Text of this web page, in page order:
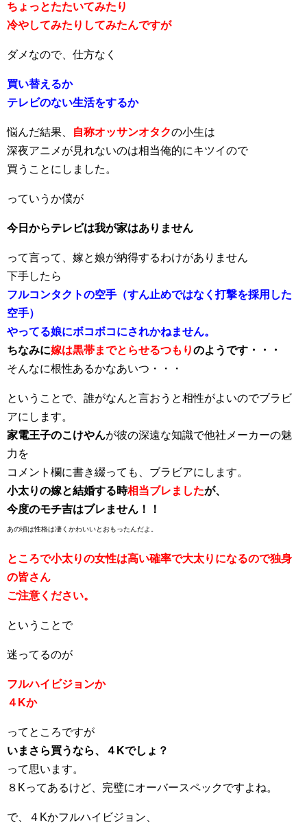
ちょっとたたいてみたり
冷やしてみたりしてみたんですが
ダメなので、仕方なく
買い替えるか
テレビのない生活をするか
悩んだ結果、 自称オッサンオタクの小生は
深夜アニメが見れないのは相当俺的にキツイので
買うことにしました。
っていうか僕が
今日からテレビは我が家はありません
って言って、嫁と娘が納得するわけがありません
下手したら
フルコンタクトの空手（すん止めではなく打撃を採用した
空手）
やってる娘にボコボコにされかねません。
ちなみに嫁は黒帯までとらせるつもりのようです・・・
そんなに根性あるかなあいつ・・・
ということで、誰がなんと言おうと相性がよいのでブラビ
アにします。
家電王子のこけやんが彼の深遠な知識で他社メーカーの魅
力を
コメント欄に書き綴っても、ブラビアにします。
小太りの嫁と結婚する時相当ブレましたが、
今度のモチ吉はブレません！！
あの頃は性格は凄くかわいいとおもったんだよ。
ところで小太りの女性は高い確率で大太りになるので独身
の皆さん
ご注意ください。
ということで
迷ってるのが
フルハイビジョンか
４Kか
ってところですが
いまさら買うなら、４Kでしょ？
って思います。
８Kってあるけど、完璧にオーバースペックですよね。
で、４Kかフルハイビジョン、